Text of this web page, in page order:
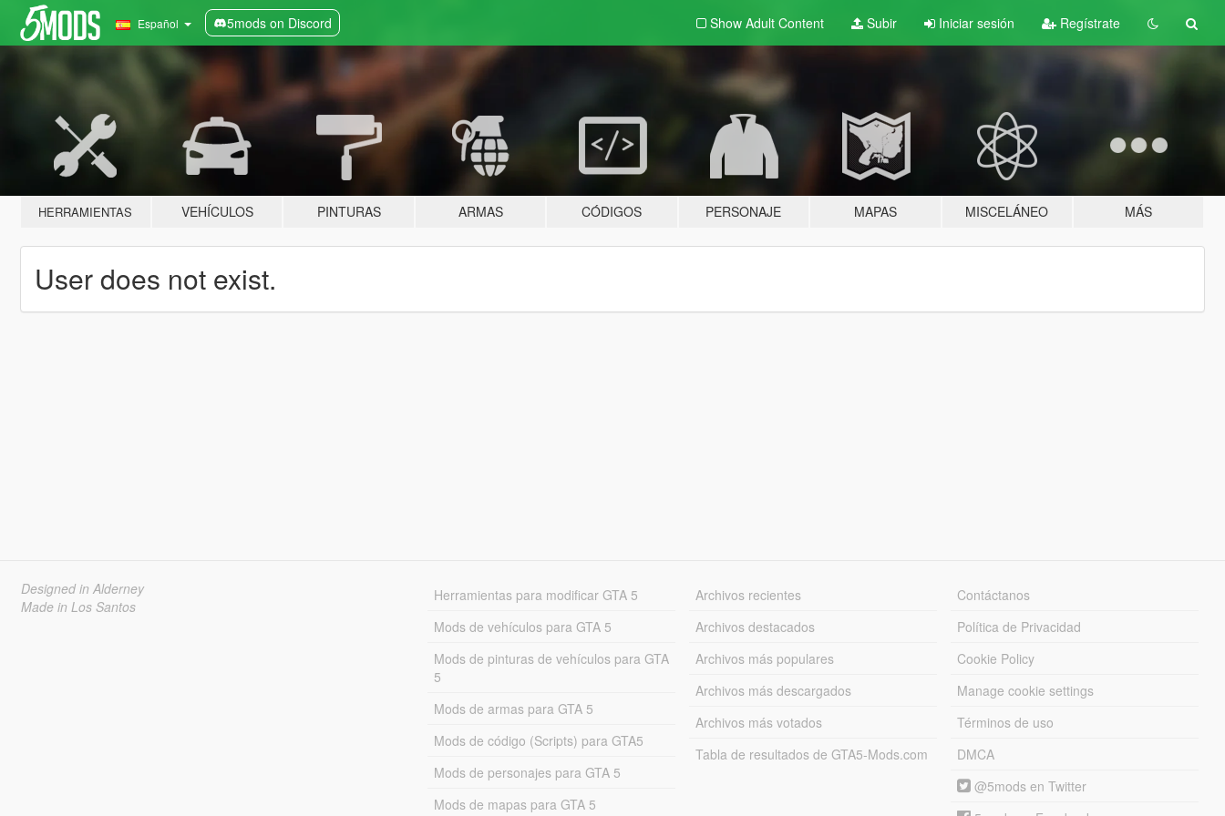
Español 5mods on Discord Show Adult Content Subir Iniciar sesión Regístrate
HERRAMIENTAS VEHÍCULOS PINTURAS ARMAS CÓDIGOS PERSONAJE MAPAS MISCELÁNEO MÁS
User does not exist.
Designed in Alderney
Made in Los Santos
Herramientas para modificar GTA 5
Mods de vehículos para GTA 5
Mods de pinturas de vehículos para GTA
5
Mods de armas para GTA 5
Mods de código (Scripts) para GTA5
Mods de personajes para GTA 5
Mods de mapas para GTA 5
Archivos recientes
Archivos destacados
Archivos más populares
Archivos más descargados
Archivos más votados
Tabla de resultados de GTA5-Mods.com
Contáctanos
Política de Privacidad
Cookie Policy
Manage cookie settings
Términos de uso
DMCA
@5mods en Twitter